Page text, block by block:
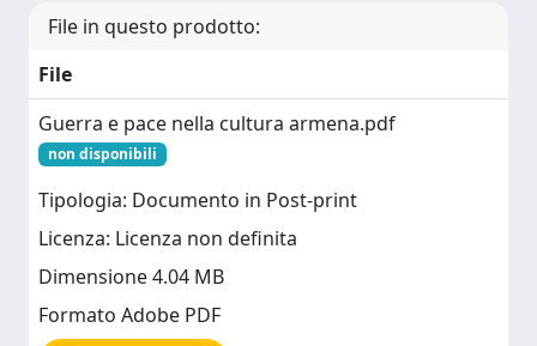
File in questo prodotto:
File
Guerra e pace nella cultura armena.pdf
non disponibili
Tipologia: Documento in Post-print
Licenza: Licenza non definita
Dimensione 4.04 MB
Formato Adobe PDF